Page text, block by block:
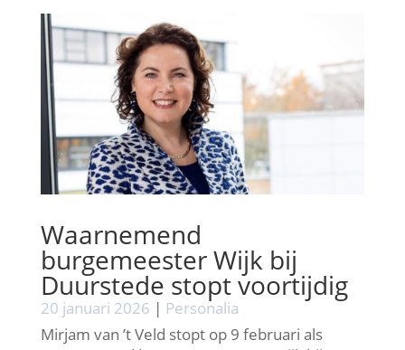
Waarnemend
burgemeester Wijk bij
Duurstede stopt voortijdig
20 januari 2026 | Personalia
Mirjam van ’t Veld stopt op 9 februari als